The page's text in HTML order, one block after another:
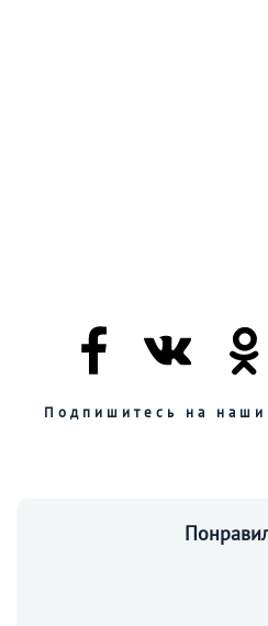
Подпишитесь на